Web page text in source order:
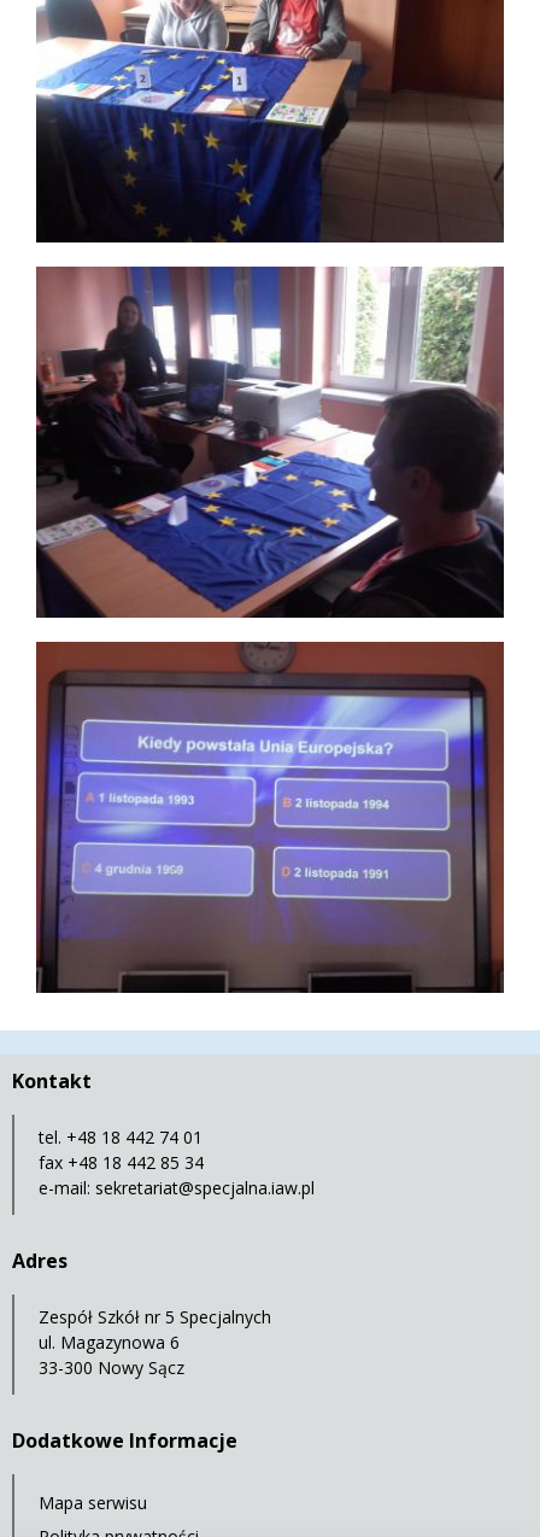
Kontakt
tel. +48 18 442 74 01
fax +48 18 442 85 34
e-mail: sekretariat@specjalna.iaw.pl
Adres
Zespół Szkół nr 5 Specjalnych
ul. Magazynowa 6
33-300 Nowy Sącz
Dodatkowe Informacje
Mapa serwisu